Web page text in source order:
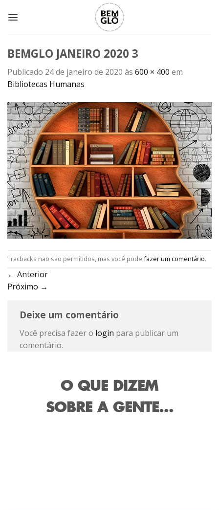
BEMGLO JANEIRO 2020 3
Publicado 24 de janeiro de 2020 às 600 × 400 em
Bibliotecas Humanas
Tracbacks não são permitidos, mas você pode fazer um comentário.
← Anterior
Próximo →
Deixe um comentário
Você precisa fazer o login para publicar um
comentário.
O QUE DIZEM
SOBRE A GENTE...